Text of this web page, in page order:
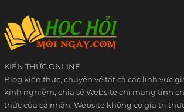
KIẾN THỨC ONLINE
Blog kiến thức, chuyên về tất cả các lĩnh vực
kinh nghiệm, chia sẻ Website chỉ mang tính
thức của cá nhân. Website không có giá trị